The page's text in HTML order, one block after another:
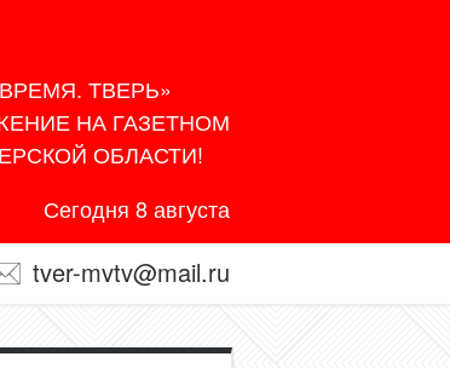
ТВЕРЬ»
НА ГАЗЕТНОМ
ОБЛАСТИ!
Сегодня 8 августа
tver-mvtv@mail.ru